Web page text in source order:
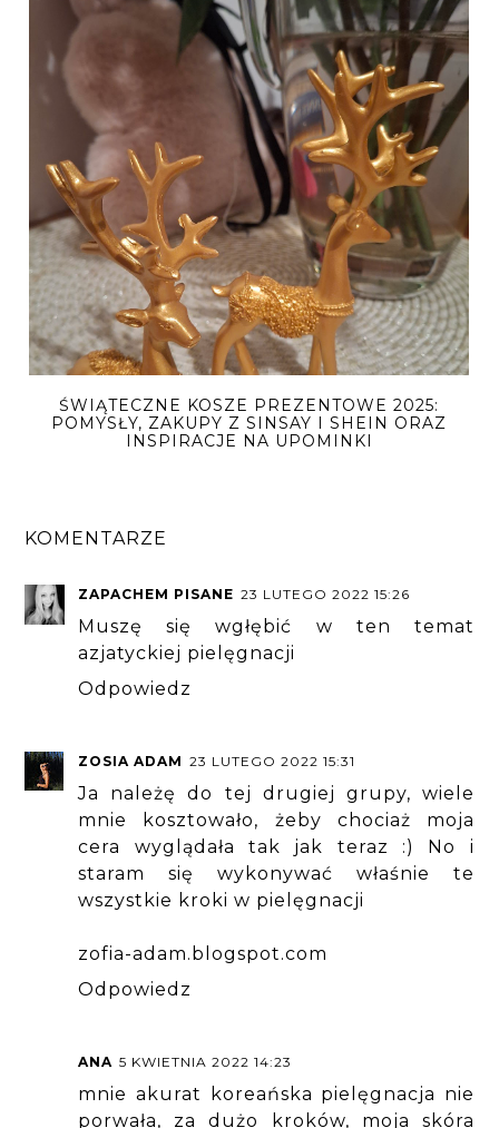
ŚWIĄTECZNE KOSZE PREZENTOWE 2025:
POMYSŁY, ZAKUPY Z SINSAY I SHEIN ORAZ
INSPIRACJE NA UPOMINKI
KOMENTARZE
ZAPACHEM PISANE 23 LUTEGO 2022 15:26
Muszę się wgłębić w ten temat
azjatyckiej pielęgnacji
Odpowiedz
ZOSIA ADAM 23 LUTEGO 2022 15:31
Ja należę do tej drugiej grupy, wiele
mnie kosztowało, żeby chociaż moja
cera wyglądała tak jak teraz :) No i
staram się wykonywać właśnie te
wszystkie kroki w pielęgnacji
zofia-adam.blogspot.com
Odpowiedz
ANA 5 KWIETNIA 2022 14:23
mnie akurat koreańska pielęgnacja nie
porwała, za dużo kroków, moja skóra